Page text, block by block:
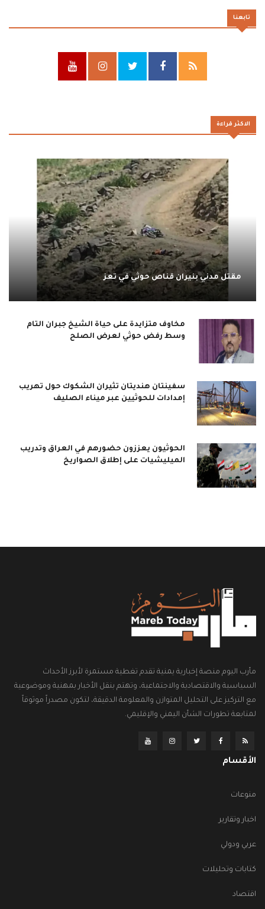
تابعنا
الاكثر قراءة
مقتل مدني بنيران قناص حوثي في تعز
مخاوف متزايدة على حياة الشيخ جبران التام
وسط رفض حوثي لعرض الصلح
سفينتان هنديتان تثيران الشكوك حول تهريب
إمدادات للحوثيين عبر ميناء الصليف
الحوثيون يعززون حضورهم في العراق وتدريب
الميليشيات على إطلاق الصواريخ
مأرب اليوم منصة إخبارية يمنية تقدم تغطية مستمرة لأبرز الأحداث
السياسية والاقتصادية والاجتماعية، وتهتم بنقل الأخبار بمهنية وموضوعية
مع التركيز على التحليل المتوازن والمعلومة الدقيقة، لتكون مصدراً موثوقاً
لمتابعة تطورات الشأن اليمني والإقليمي.
الأقسام
منوعات
اخبار وتقارير
عربي ودولي
كتابات وتحليلات
اقتصاد